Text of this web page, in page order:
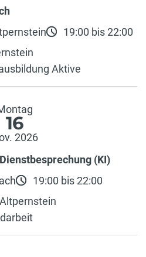
19:00 bis 22:00
Aktive
16
2026
(KI)
19:00 bis 22:00